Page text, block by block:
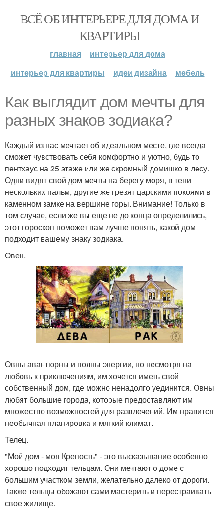
ВСЁ ОБ ИНТЕРЬЕРЕ ДЛЯ ДОМА И
КВАРТИРЫ
главная
интерьер для дома
интерьер для квартиры
идеи дизайна мебель
Как выглядит дом мечты для
разных знаков зодиака?
Каждый из нас мечтает об идеальном месте, где всегда
сможет чувствовать себя комфортно и уютно, будь то
пентхаус на 25 этаже или же скромный домишко в лесу.
Одни видят свой дом мечты на берегу моря, в тени
нескольких пальм, другие же грезят царскими покоями в
каменном замке на вершине горы. Внимание! Только в
том случае, если же вы еще не до конца определились,
этот гороскоп поможет вам лучше понять, какой дом
подходит вашему знаку зодиака.
Овен.
Овны авантюрны и полны энергии, но несмотря на
любовь к приключениям, им хочется иметь свой
собственный дом, где можно ненадолго уединится. Овны
любят большие города, которые предоставляют им
множество возможностей для развлечений. Им нравится
необычная планировка и мягкий климат.
Телец.
"Мой дом - моя Крепость" - это высказывание особенно
хорошо подходит тельцам. Они мечтают о доме с
большим участком земли, желательно далеко от дороги.
Также тельцы обожают сами мастерить и перестраивать
свое жилище.